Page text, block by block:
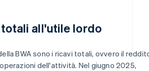
totali all'utile lordo
BWA sono i ricavi totali, ovvero il
dell'attività. Nel giugno 2025,